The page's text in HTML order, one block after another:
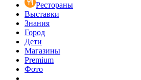
Рестораны
Выставки
Знания
Город
Дети
Магазины
Premium
Фото